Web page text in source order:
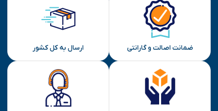
ضمانت اصالت و گارانتی ارسال به کل کشور